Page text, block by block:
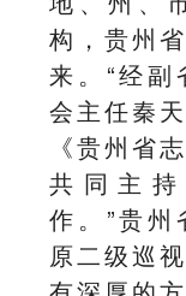
构，贵州
来。“经副
会主任秦
《贵州省
共同主
作。”贵州
原二级巡